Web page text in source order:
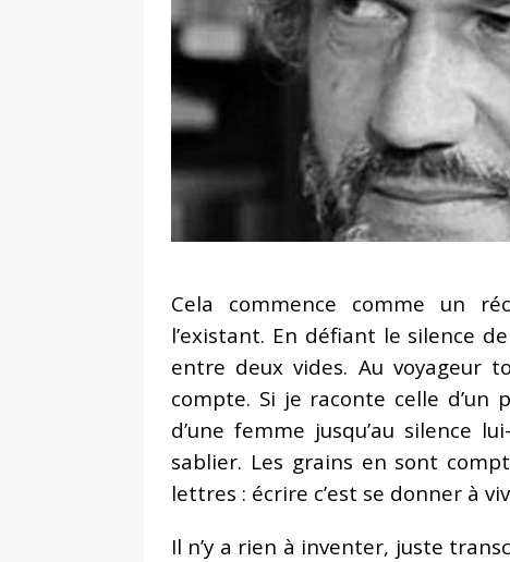
de la réalité » – entretien réalisé
[ 2 février 2026 ] Lancement du
L’Harmattan
ACTUALITÉ
[ 8 janvier 2026 ]
Interview.
face aux dictatures
FEATURED
[ 10 novembre 2025 ] Interview –
un classique, c’est en réalité le
émotions que les autres ne
Cela commence comme un
l’existant. En défiant le silence
entre deux vides. Au voyageur
compte. Si je raconte celle d’un
d’une femme jusqu’au silence
sablier. Les grains en sont
lettres : écrire c’est se donner à
Il n’y a rien à inventer, juste